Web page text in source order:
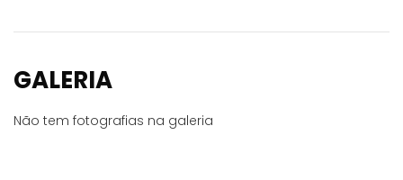
GALERIA
Não tem fotografias na galeria